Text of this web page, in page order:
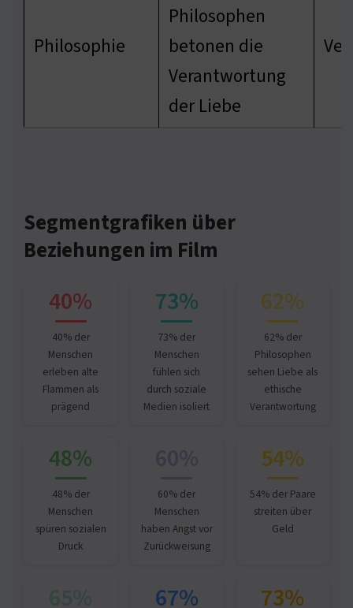
Philosophie
Philosophen
betonen die
Verantwortung
der Liebe
Segmentgrafiken über
Beziehungen im Film
40%
40% der
Menschen
erleben alte
Flammen als
prägend
73%
73% der
Menschen
fühlen sich
durch soziale
Medien isoliert
62%
62% der
Philosophen
sehen Liebe als
ethische
Verantwortung
48%
48% der
Menschen
spüren sozialen
Druck
60% der
Menschen
haben Angst vor
Zurückweisung
54%
54% der Paare
streiten über
Geld
65% 67% 73%